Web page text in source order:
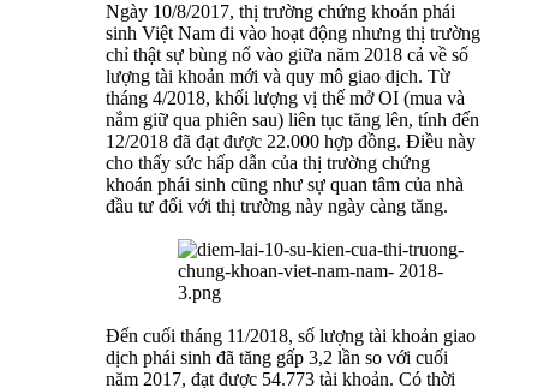
Ngày 10/8/2017, thị trường chứng khoán phái
sinh Việt Nam đi vào hoạt động nhưng thị trường
chỉ thật sự bùng nổ vào giữa năm 2018 cả về số
lượng tài khoản mới và quy mô giao dịch. Từ
tháng 4/2018, khối lượng vị thế mở OI (mua và
nắm giữ qua phiên sau) liên tục tăng lên, tính đến
12/2018 đã đạt được 22.000 hợp đồng. Điều này
cho thấy sức hấp dẫn của thị trường chứng
khoán phái sinh cũng như sự quan tâm của nhà
đầu tư đối với thị trường này ngày càng tăng.
Đến cuối tháng 11/2018, số lượng tài khoản giao
dịch phái sinh đã tăng gấp 3,2 lần so với cuối
năm 2017, đạt được 54.773 tài khoản. Có thời